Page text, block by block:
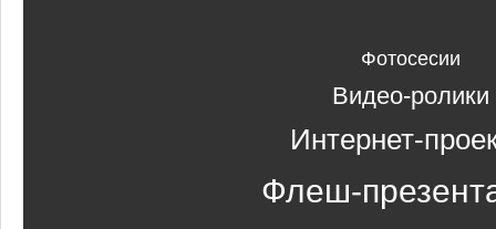
Фотосесии
Видео-ролики
Интернет-
Флеш-